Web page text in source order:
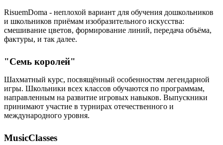
RisuemDoma - неплохой вариант для обучения дошкольников
и школьников приёмам изобразительного искусства:
смешивание цветов, формирование линий, передача объёма,
фактуры, и так далее.
"Семь королей"
Шахматный курс, посвящённый особенностям легендарной
игры. Школьники всех классов обучаются по программам,
направленным на развитие игровых навыков. Выпускники
принимают участие в турнирах отечественного и
международного уровня.
MusicClasses